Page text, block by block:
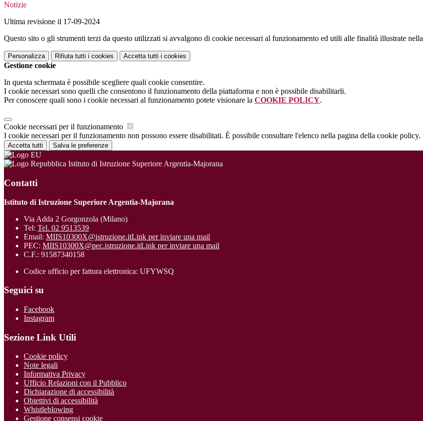
Notizie
Ultima revisione il 17-09-2024
Questo sito o gli strumenti terzi da questo utilizzati si avvalgono di cookie necessari al funzionamento ed utili alle finalità illustrate nella
Personalizza Rifiuta tutti i cookies Accetta tutti i cookies
Gestione cookie
In questa schermata è possibile scegliere quali cookie consentire.
I cookie necessari sono quelli che consentono il funzionamento della piattaforma e non è possibile disabilitarli.
Per conoscere quali sono i cookie necessari al funzionamento potete visionare la COOKIE POLICY.
Cookie necessari per il funzionamento
I cookie necessari per il funzionamento non possono essere disabilitati. È possibile consultare l'elenco nella pagina della cookie policy.
Accetta tutti Salva le preferenze
Istituto di Istruzione Superiore Argentia-Majorana
Contatti
Istituto di Istruzione Superiore Argentia-Majorana
Via Adda 2 Gorgonzola (Milano)
Tel: Tel. 02 9513539
Email: MIIS10300X@istruzione.itLink per inviare una mail
PEC: MIIS10300X@pec.istruzione.itLink per inviare una mail
C.F.: 91587340158
Codice ufficio per fattura elettronica: UFYWSQ
Seguici su
Facebook
Instagram
Sezione Link Utili
Cookie policy
Note legali
Informativa Privacy
Ufficio Relazioni con il Pubblico
Dichiarazione di accessibilità
Obiettivi di accessibilità
Whistleblowing
Gestione consensi cookie